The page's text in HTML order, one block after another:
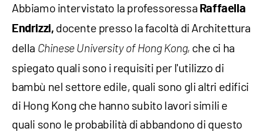
Abbiamo intervistato la professoressa Raffaella
Endrizzi, docente presso la facoltà di Architettura
della Chinese University of Hong Kong, che ci ha
spiegato quali sono i requisiti per l'utilizzo di
bambù nel settore edile, quali sono gli altri edifici
di Hong Kong che hanno subito lavori simili e
quali sono le probabilità di abbandono di questo